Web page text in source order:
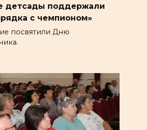
детсады поддержали
с чемпионом»
посвятили Дню